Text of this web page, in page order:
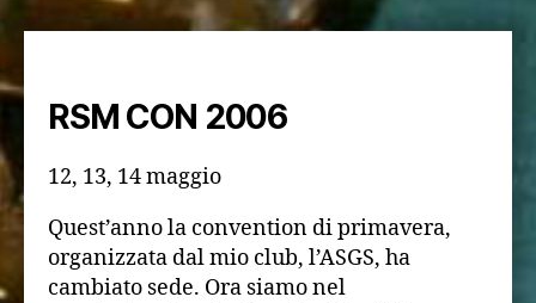
RSM CON 2006
12, 13, 14 maggio
Quest’anno la convention di primavera,
organizzata dal mio club, l’ASGS, ha
cambiato sede. Ora siamo nel